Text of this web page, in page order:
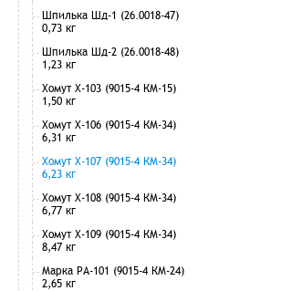
Шпилька Шд-1 (26.0018-47)
0,73 кг
Шпилька Шд-2 (26.0018-48)
1,23 кг
Хомут Х-103 (9015-4 КМ-15)
1,50 кг
Хомут Х-106 (9015-4 КМ-34)
6,31 кг
Хомут Х-107 (9015-4 КМ-34)
6,23 кг
Хомут Х-108 (9015-4 КМ-34)
6,77 кг
Хомут Х-109 (9015-4 КМ-34)
8,47 кг
Марка РА-101 (9015-4 КМ-24)
2,65 кг